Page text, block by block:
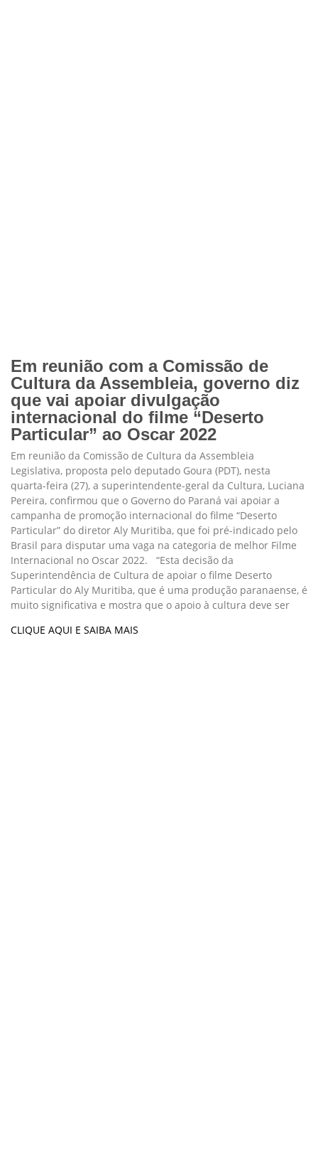
Em reunião com a Comissão de
Cultura da Assembleia, governo diz
que vai apoiar divulgação
internacional do filme “Deserto
Particular” ao Oscar 2022
Em reunião da Comissão de Cultura da Assembleia
Legislativa, proposta pelo deputado Goura (PDT), nesta
quarta-feira (27), a superintendente-geral da Cultura, Luciana
Pereira, confirmou que o Governo do Paraná vai apoiar a
campanha de promoção internacional do filme “Deserto
Particular” do diretor Aly Muritiba, que foi pré-indicado pelo
Brasil para disputar uma vaga na categoria de melhor Filme
Internacional no Oscar 2022. “Esta decisão da
Superintendência de Cultura de apoiar o filme Deserto
Particular do Aly Muritiba, que é uma produção paranaense, é
muito significativa e mostra que o apoio à cultura deve ser
CLIQUE AQUI E SAIBA MAIS